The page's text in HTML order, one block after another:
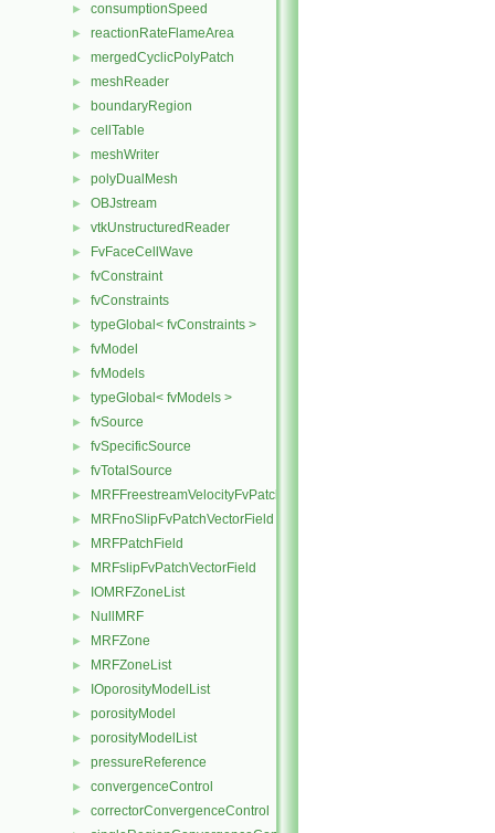
► consumptionSpeed
► reactionRateFlameArea
► mergedCyclicPolyPatch
► meshReader
► boundaryRegion
► cellTable
► meshWriter
► polyDualMesh
► OBJstream
► vtkUnstructuredReader
► FvFaceCellWave
► fvConstraint
► fvConstraints
► typeGlobal< fvConstraints >
► fvModel
► fvModels
► typeGlobal< fvModels >
► fvSource
► fvSpecificSource
► fvTotalSource
► MRFFreestreamVelocityFvPatchVectorField
► MRFnoSlipFvPatchVectorField
► MRFPatchField
► MRFslipFvPatchVectorField
► IOMRFZoneList
► NullMRF
► MRFZone
► MRFZoneList
► IOporosityModelList
► porosityModel
► porosityModelList
► pressureReference
► convergenceControl
► correctorConvergenceControl